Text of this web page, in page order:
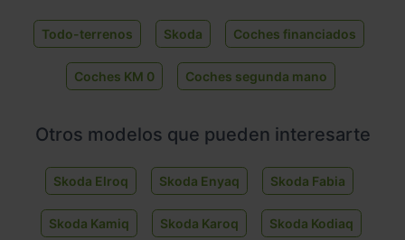
Todo-terrenos Skoda Coches financiados
Coches KM 0 Coches segunda mano
Otros modelos que pueden interesarte
Skoda Elroq Skoda Enyaq Skoda Fabia
Skoda Kamiq Skoda Karoq Skoda Kodiaq